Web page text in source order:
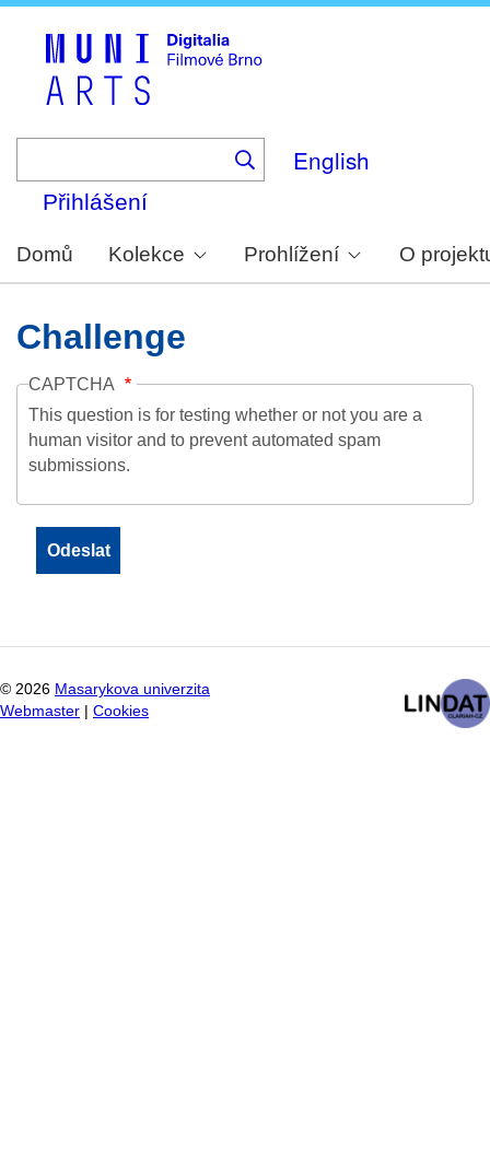
English
Přihlášení
Domů Kolekce Prohlížení O
Challenge
CAPTCHA
This question is for testing whether or not you are a
human visitor and to prevent automated spam
submissions.
© 2026 Masarykova univerzita
Webmaster
Cookies